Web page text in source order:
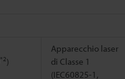
*2)
Apparecchio laser
di Classe 1
(IEC60825-1,